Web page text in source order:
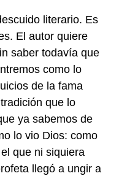
literario. Es
El autor quiere
saber todavía que
como lo
de la fama
que lo
ya sabemos de
lo vio Dios: como
que ni siquiera
llegó a ungir a